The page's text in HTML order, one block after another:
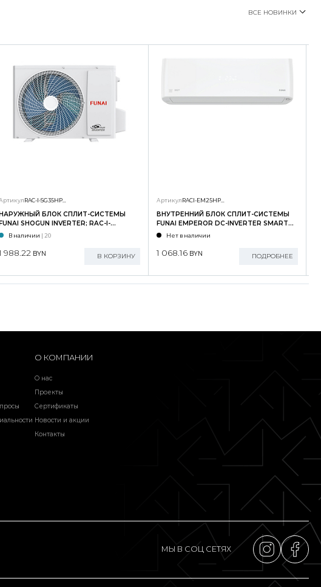
ВСЕ НОВИНКИ
БЛОК СПЛИТ-СИСТЕМЫ
SHOGUN INVERTER; RAC-I-
U
В наличии | 20
988.22 BYN В КОРЗИНУ
Артикул RACI-EM25HP.D04/S
ВНУТРЕННИЙ БЛОК СПЛИТ-СИСТЕМЫ
FUNAI EMPEROR DC-INVERTER SMART
EYE; RACI-EM25HP.D04/S
Нет в наличии
1 068.16 BYN ПОДРОБНЕЕ
О КОМПАНИИ
О нас
Проекты
Сертификаты
Новости и акции
Контакты
МЫ В СОЦ СЕТЯХ